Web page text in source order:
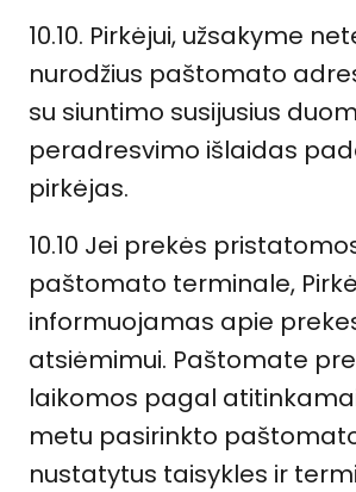
10.10. Pirkėjui, užsakyme
nurodžius paštomato
su siuntimo susijusius
peradresvimo išlaidas
pirkėjas.
10.10 Jei prekės
paštomato terminale,
informuojamas apie
atsiėmimui. Paštomate
laikomos pagal
metu pasirinkto
nustatytus taisykles ir